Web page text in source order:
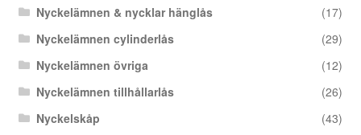
Nyckelämnen & nycklar hänglås
(17)
Nyckelämnen cylinderlås
(29)
Nyckelämnen övriga
(12)
Nyckelämnen tillhållarlås
(26)
Nyckelskåp
(43)